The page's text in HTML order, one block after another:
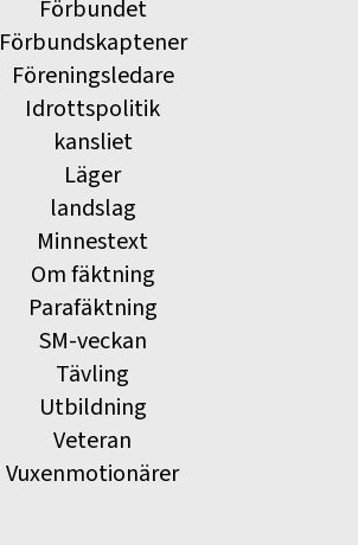
Förbundet
Förbundskaptener
Föreningsledare
Idrottspolitik
kansliet
Läger
landslag
Minnestext
Om fäktning
Parafäktning
SM-veckan
Tävling
Utbildning
Veteran
Vuxenmotionärer